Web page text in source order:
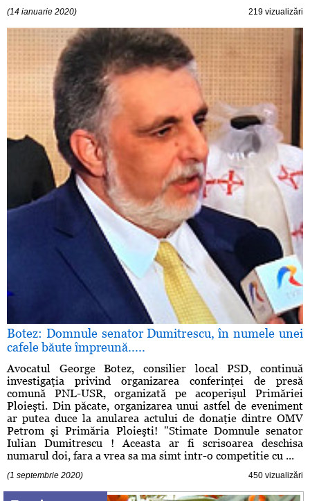
(14 ianuarie 2020) 219 vizualizări
Botez: Domnule senator Dumitrescu, în numele unei
cafele băute împreună.....
Avocatul George Botez, consilier local PSD, continuă
investigaţia privind organizarea conferinţei de presă
comună PNL-USR, organizată pe acoperişul Primăriei
Ploieşti. Din păcate, organizarea unui astfel de eveniment
ar putea duce la anularea actului de donaţie dintre OMV
Petrom şi Primăria Ploieşti! "Stimate Domnule senator
Iulian Dumitrescu ! Aceasta ar fi scrisoarea deschisa
numarul doi, fara a vrea sa ma simt intr-o competitie cu ...
(1 septembrie 2020) 450 vizualizări